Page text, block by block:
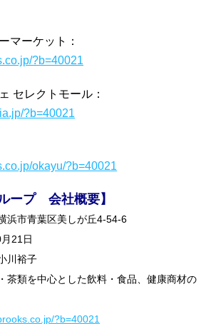
マーケット：
?b=40021
セレクトモール：
?b=40021
okayu/?b=40021
ープ 会社概要】
市青葉区美しが丘4-54-6
21日
川裕子
茶類を中心とした飲料・食品、健康商材の
?b=40021